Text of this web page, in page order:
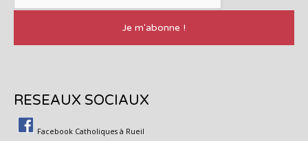
RESEAUX SOCIAUX
Facebook Catholiques à Rueil